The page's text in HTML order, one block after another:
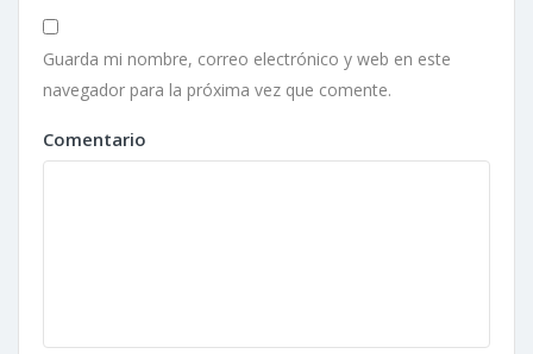
Guarda mi nombre, correo electrónico y web en este
navegador para la próxima vez que comente.
Comentario